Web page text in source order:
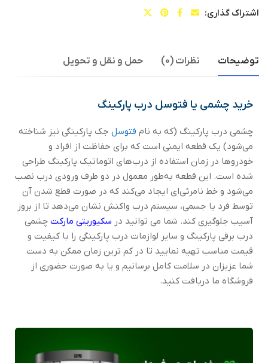
اشتراک گذاری:
توضیحات نظرات (0) حمل و نقل و تحویل
خرید چشمی یا فتوسل درب پارکینگ
چشمی درب پارکینگ (که به نام فتوسل جک پارکینگی نیز شناخته
می‌شود) یک قطعه ایمنی است که برای حفاظت از افراد و
خودروها در زمان استفاده از درب‌های اتوماتیک پارکینگ طراحی
شده است. این قطعه به‌طور معمول در دو طرف ورودی درب نصب
می‌شود و خط نامرئی‌ای ایجاد می‌کند که در صورت قطع شدن آن
توسط فرد یا جسمی، سیستم درب واکنش نشان می‌دهد تا از بروز
آسیب جلوگیری کند. شما می توانید در سکیوریتی مارکت چشمی
درب برقی پارکینگ و سایر لوازمات درب پارکینگی را با کیفیت و
قیمت مناسب تهیه نمایید تا در کم ترین زمان ممکن به دست
شما عزیزان در سلامت کامل برسانیم و یا به صورت حضوری از
فروشگاه ما دریافت کنید.